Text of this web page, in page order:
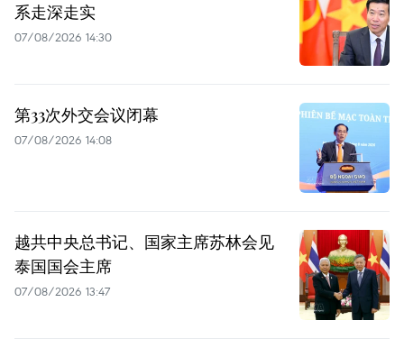
系走深走实
07/08/2026 14:30
第33次外交会议闭幕
07/08/2026 14:08
越共中央总书记、国家主席苏林会见
泰国国会主席
07/08/2026 13:47